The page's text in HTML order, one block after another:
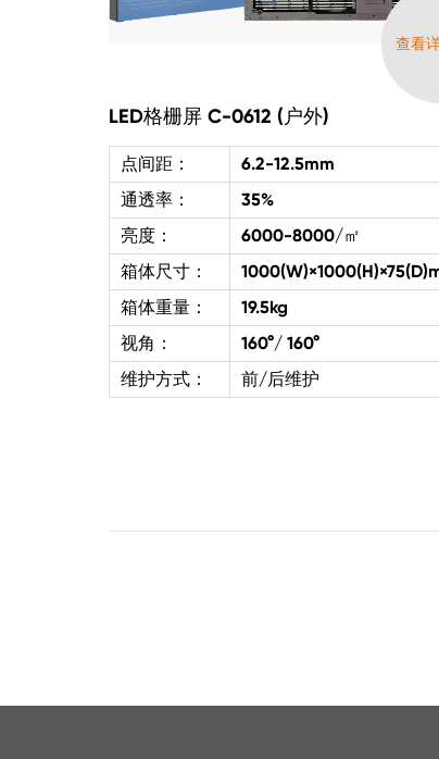
查看
LED格栅屏 C-0612 (户外)
点间距：
6.2-12.5mm
通透率：
35%
亮度：
6000-8000/㎡
箱体尺寸：
箱体重量：
19.5kg
视角：
160°/ 160°
维护方式：
前/后维护